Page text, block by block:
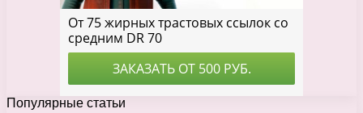
Популярные статьи